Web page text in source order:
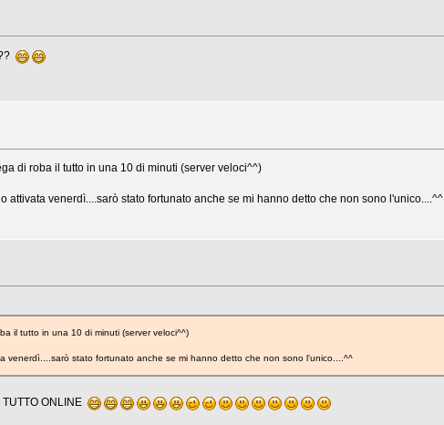
di roba il tutto in una 10 di minuti (server veloci^^)
venerdì....sarò stato fortunato anche se mi hanno detto che non sono l'unico....^^
il tutto in una 10 di minuti (server veloci^^)
venerdì....sarò stato fortunato anche se mi hanno detto che non sono l'unico....^^
TUTTO ONLINE